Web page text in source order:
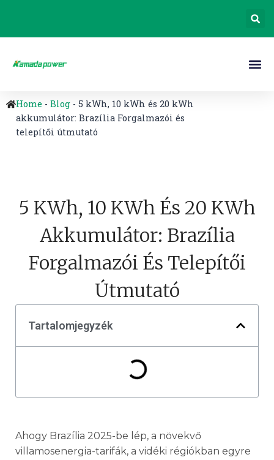
Home - Blog - 5 kWh, 10 kWh és 20 kWh
akkumulátor: Brazília Forgalmazói és
telepítői útmutató
5 KWh, 10 KWh És 20 KWh
Akkumulátor: Brazília
Forgalmazói És Telepítői
Útmutató
Tartalomjegyzék
Ahogy Brazília 2025-be lép, a növekvő
villamosenergia-tarifák, a vidéki régiókban egyre